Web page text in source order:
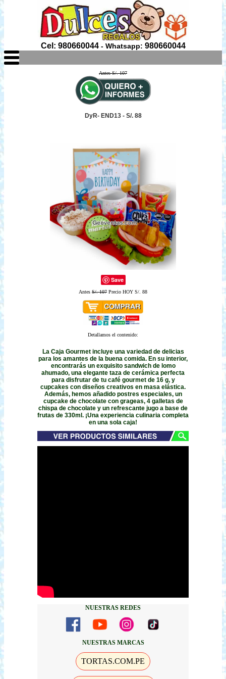
Cel: 980660044- Whatsapp: 980660044
Antes S/. 107
DyR- END13 - S/. 88
Save
Antes S/. 107 Precio HOY S/. 88
Detallamos el contenido:
La Caja Gourmet incluye una variedad de delicias
para los amantes de la buena comida. En su interior,
encontrarás un exquisito sandwich de lomo
ahumado, una elegante taza de cerámica perfecta
para disfrutar de tu café gourmet de 16 g, y
cupcakes con diseños creativos en masa elástica.
Además, hemos añadido postres especiales, un
cupcake de chocolate con grageas, 4 galletas de
chispa de chocolate y un refrescante jugo a base de
frutas de 330ml. ¡Una experiencia culinaria completa
en una sola caja!
NUESTRAS REDES
NUESTRAS MARCAS
TORTAS.COM.PE